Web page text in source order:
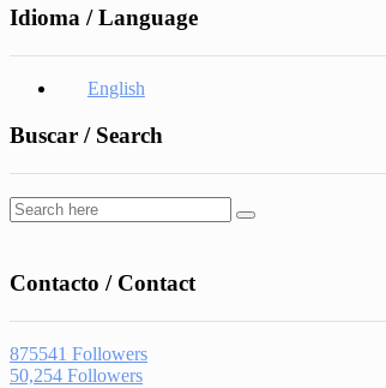
Idioma / Language
English
Buscar / Search
Contacto / Contact
875541 Followers
50,254 Followers